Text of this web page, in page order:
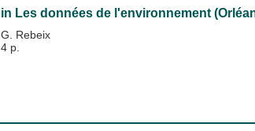
in Les données de l'environnement
G. Rebeix
4 p.